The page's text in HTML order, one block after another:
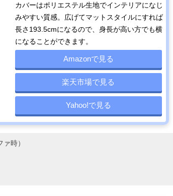
カバーはポリエステル生地でインテリアになじ
みやすい質感。広げてマットスタイルにすれば
長さ193.5cmになるので、身長が高い方でも横
になることができます。
Amazonで見る
楽天市場で見る
Yahoo!で見る
時）